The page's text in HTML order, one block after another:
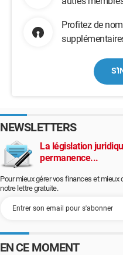
Profitez de
NEWSLETTERS
La législation
permanence...
Pour mieux gérer vos finances et
notre lettre gratuite.
EN CE MOMENT